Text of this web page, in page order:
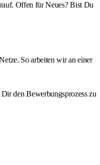
Offen für Neues? Bist Du
So arbeiten wir an einer
den Bewerbungsprozess zu